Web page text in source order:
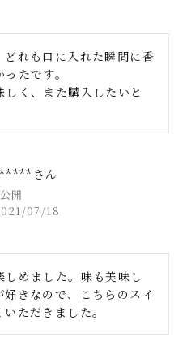
れも口に入れた瞬間に香
たです。
く、また購入したいと
開
07/18
めました。味も美味し
きなので、こちらのスイ
ただきました。